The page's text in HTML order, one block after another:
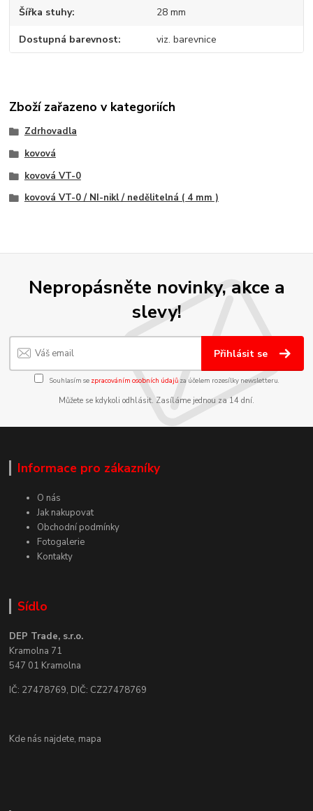
Šířka stuhy 28 mm
Dostupná barevnost viz. barevnice
Zboží zařazeno v kategoriích
Zdrhovadla
kovová
kovová VT-0
kovová VT-0 / NI-nikl / nedělitelná ( 4 mm )
Nepropásněte novinky, akce a
slevy!
Přihlásit se
Souhlasím se zpracováním osobních údajůza účelem rozesílky newsletteru.
Můžete se kdykoli odhlásit. Zasíláme jednou za 14 dní.
Informace pro zákazníky
O nás
Jak nakupovat
Obchodní podmínky
Fotogalerie
Kontakty
Sídlo
DEP Trade, s.r.o.
Kramolna 71
547 01 Kramolna
IČ: 27478769, DIČ: CZ27478769
Kde nás najdete, mapa